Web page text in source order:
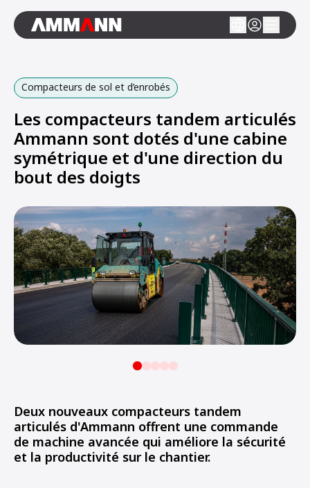
Compacteurs de sol et d’enrobés
Les compacteurs tandem articulés
Ammann sont dotés d'une cabine
symétrique et d'une direction du
bout des doigts
Deux nouveaux compacteurs tandem
articulés d'Ammann offrent une commande
de machine avancée qui améliore la sécurité
et la productivité sur le chantier.